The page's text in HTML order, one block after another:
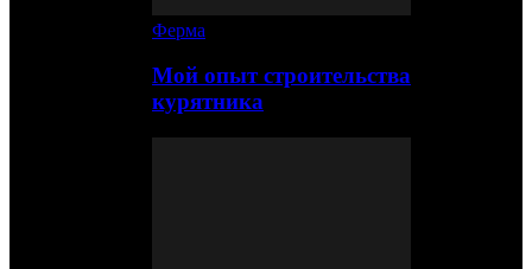
Ферма
Мой опыт строительства
курятника